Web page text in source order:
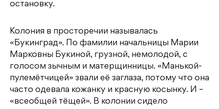
остановку.
Колония в просторечии называлась
«Букинград». По фамилии начальницы Марии
Марковны Букиной, грузной, немолодой, с
голосом зычным и матерщинницы. «Манькой-
пулемётчицей» звали её заглаза, потому что она
часто одевала кожанку и красную косынку. И –
«всеобщей тёщей». В колонии сидело